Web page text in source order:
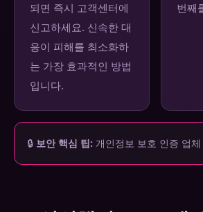
되면 즉시 고객센터에
신고하세요. 신속한 대
응이 피해를 최소화하
는 가장 효과적인 방법
입니다.
번째
🔒 보안 핵심 팁: 개인정보 보호 인증 업